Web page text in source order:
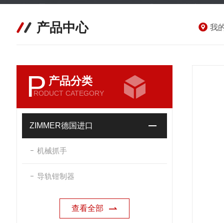
产品中心 我
P 产品分类
RODUCT CATEGORY
ZIMMER德国进口
机械抓手
导轨钳制器
查看全部